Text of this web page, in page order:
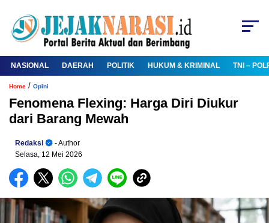
NASIONAL DAERAH POLITIK HUKUM & KRIMINAL TNI –
Home / Opini
Fenomena Flexing: Harga Diri Diukur
dari Barang Mewah
Redaksi
- Author
Selasa, 12 Mei 2026